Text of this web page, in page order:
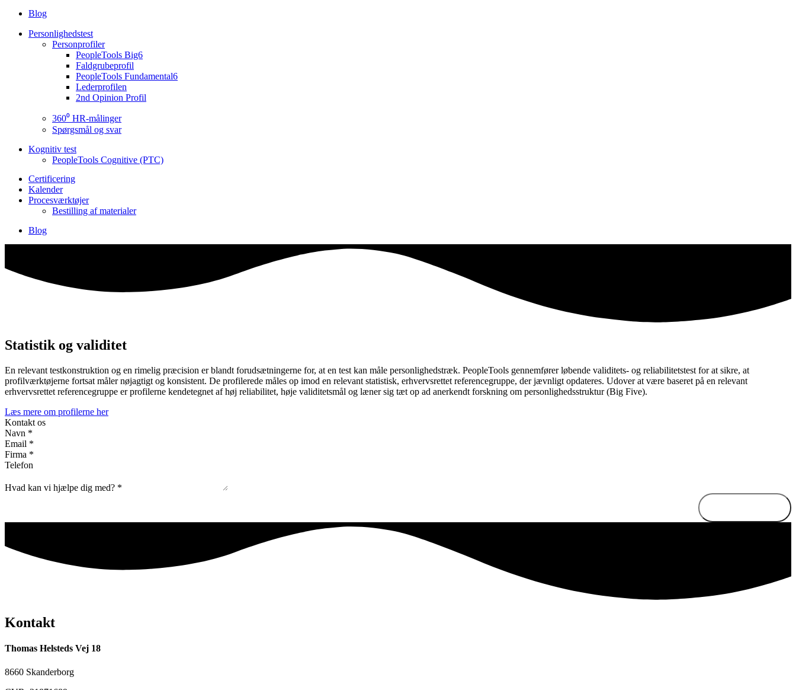
Blog
Personlighedstest
Personprofiler
PeopleTools Big6
Faldgrubeprofil
PeopleTools Fundamental6
Lederprofilen
2nd Opinion Profil
360⁰ HR-målinger
Spørgsmål og svar
Kognitiv test
PeopleTools Cognitive (PTC)
Certificering
Kalender
Procesværktøjer
Bestilling af materialer
Blog
Statistik og validitet
En relevant testkonstruktion og en rimelig præcision er blandt forudsætningerne for, at en test kan måle personlighedstræk. PeopleTools gennemfører løbende validitets- og reliabilitetstest for at sikre, at
profilværktøjerne fortsat måler nøjagtigt og konsistent. De profilerede måles op imod en relevant statistisk, erhvervsrettet referencegruppe, der jævnligt opdateres. Udover at være baseret på en relevant
erhvervsrettet referencegruppe er profilerne kendetegnet af høj reliabilitet, høje validitetsmål og læner sig tæt op ad anerkendt forskning om personlighedsstruktur (Big Five).
Læs mere om profilerne her
Kontakt os
Navn *
Email *
Firma *
Telefon
Hvad kan vi hjælpe dig med? *
Kontakt
Thomas Helsteds Vej 18
8660 Skanderborg